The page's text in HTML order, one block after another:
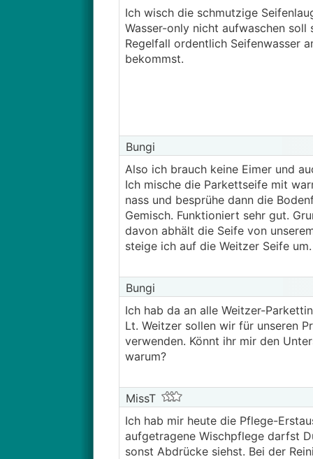
Ich wisch die schmutzige
Wasser-only nicht aufwaschen
Regelfall ordentlich Seifenwasser
bekommst.
Bungi
Also ich brauch keine Eimer und
Ich mische die Parkettseife mit
nass und besprühe dann die
Gemisch. Funktioniert sehr gut.
davon abhält die Seife von
steige ich auf die Weitzer Seife um.
Bungi
Ich hab da an alle Weitzer-
Lt. Weitzer sollen wir für unseren
verwenden. Könnt ihr mir den
warum?
MissT
Ich hab mir heute die Pflege-
aufgetragene Wischpflege darfst
sonst Abdrücke siehst. Bei der